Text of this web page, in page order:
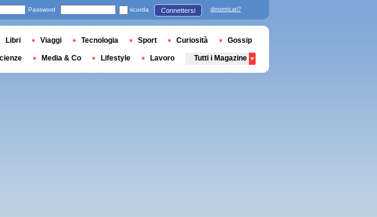
Password ricorda Connettersi dimenticati?
Libri Viaggi Tecnologia Sport Curiosità Gossip
Media & Co Lifestyle Lavoro Tutti i Magazine